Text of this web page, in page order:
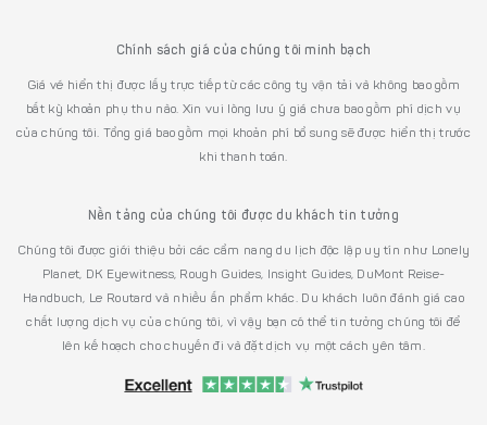
Chính sách giá của chúng tôi minh bạch
Giá vé hiển thị được lấy trực tiếp từ các công ty vận tải và không bao gồm
bất kỳ khoản phụ thu nào. Xin vui lòng lưu ý giá chưa bao gồm phí dịch vụ
của chúng tôi. Tổng giá bao gồm mọi khoản phí bổ sung sẽ được hiển thị trước
khi thanh toán.
Nền tảng của chúng tôi được du khách tin tưởng
Chúng tôi được giới thiệu bởi các cẩm nang du lịch độc lập uy tín như Lonely
Planet, DK Eyewitness, Rough Guides, Insight Guides, DuMont Reise-
Handbuch, Le Routard và nhiều ấn phẩm khác. Du khách luôn đánh giá cao
chất lượng dịch vụ của chúng tôi, vì vậy bạn có thể tin tưởng chúng tôi để
lên kế hoạch cho chuyến đi và đặt dịch vụ một cách yên tâm.